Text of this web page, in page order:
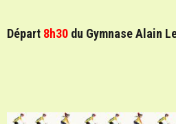
Départ 8h30 du Gymnase Alain